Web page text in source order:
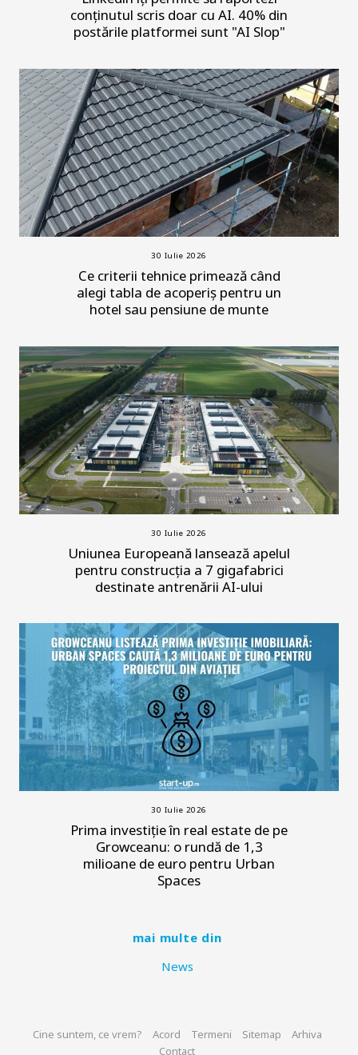
conținutul scris doar cu AI. 40% din
postările platformei sunt "AI Slop"
30 Iulie 2026
Ce criterii tehnice primează când
alegi tabla de acoperiș pentru un
hotel sau pensiune de munte
30 Iulie 2026
Uniunea Europeană lansează apelul
pentru construcția a 7 gigafabrici
destinate antrenării AI-ului
30 Iulie 2026
Prima investiție în real estate de pe
Growceanu: o rundă de 1,3
milioane de euro pentru Urban
Spaces
mai multe din
News
Cine suntem, ce vrem? Acord Termeni Sitemap
Arhiva
Contact